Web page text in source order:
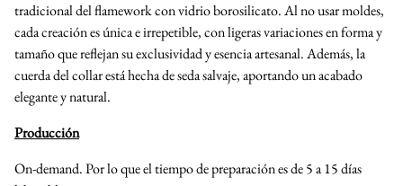
tradicional del flamework con vidrio borosilicato. Al no usar moldes,
cada creación es única e irrepetible, con ligeras variaciones en forma y
tamaño que reflejan su exclusividad y esencia artesanal. Además, la
cuerda del collar está hecha de seda salvaje, aportando un acabado
elegante y natural.
Producción
On-demand. Por lo que el tiempo de preparación es de 5 a 15 días